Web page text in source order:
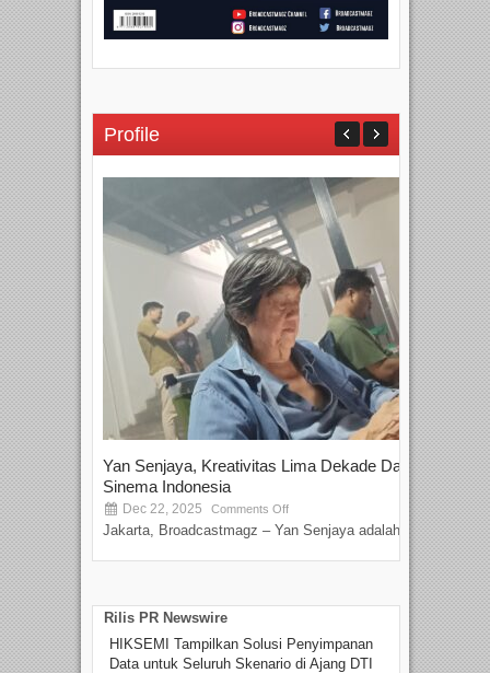
Profile
Yan Senjaya, Kreativitas Lima Dekade Dalam
Sinema Indonesia
Dec 22, 2025 Comments Off
Jakarta, Broadcastmagz – Yan Senjaya adalah...
Rilis PR Newswire
HIKSEMI Tampilkan Solusi Penyimpanan
Data untuk Seluruh Skenario di Ajang DTI